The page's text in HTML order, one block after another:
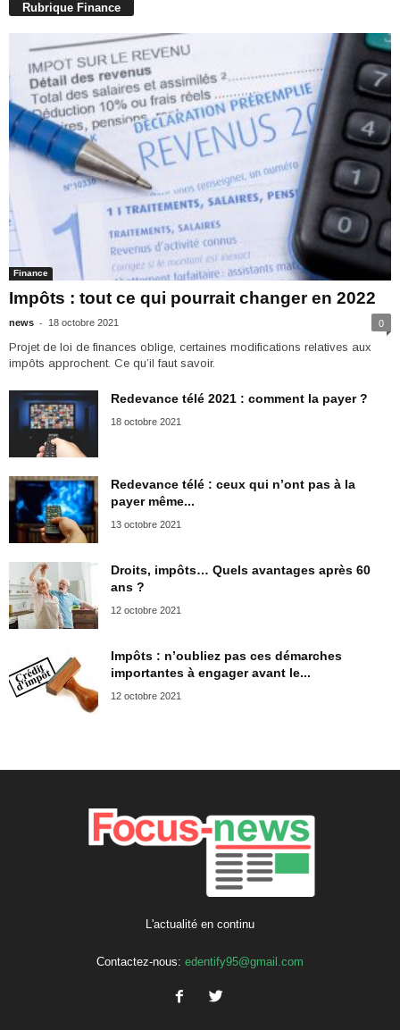
Rubrique Finance
Finance
Impôts : tout ce qui pourrait changer en 2022
news - 18 octobre 2021 0
Projet de loi de finances oblige, certaines modifications relatives aux
impôts approchent. Ce qu’il faut savoir.
Redevance télé 2021 : comment la payer ?
18 octobre 2021
Redevance télé : ceux qui n’ont pas à la
payer même...
13 octobre 2021
Droits, impôts… Quels avantages après 60
ans ?
12 octobre 2021
Impôts : n’oubliez pas ces démarches
importantes à engager avant le...
12 octobre 2021
L'actualité en continu
Contactez-nous: edentify95@gmail.com